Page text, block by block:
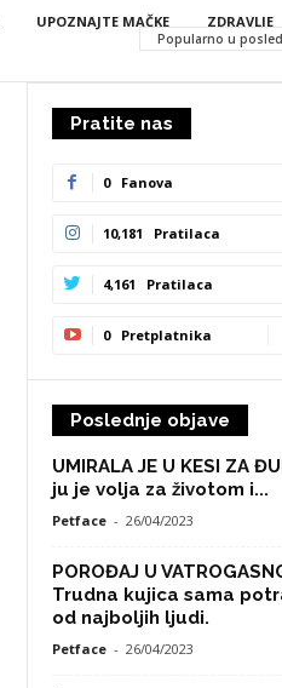
Popularno u
UPOZNAJTE MAČKE ZDRAVLJE
Pratite nas
0 Fanova
10,181 Pratilaca
4,161 Pratilaca
0 Pretplatnika
Poslednje objave
UMIRALA JE U KESI ZA
ju je volja za životom i...
Petface - 26/04/2023
POROĐAJ U
Trudna kujica sama
od najboljih ljudi.
Petface - 26/04/2023